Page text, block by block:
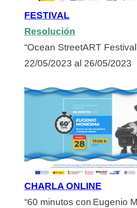
FESTIVAL
Resolución
“Ocean StreetART
22/05/2023 al 26/05/2023
CHARLA ONLINE
“60 minutos con Eugenio